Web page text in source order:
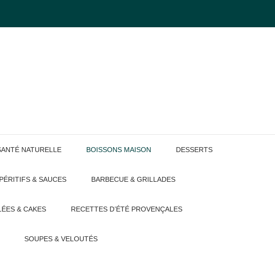
NATURELLE BOISSONS MAISON DESSERTS
& SAUCES BARBECUE & GRILLADES
& CAKES RECETTES D’ÉTÉ PROVENÇALES
SOUPES & VELOUTÉS